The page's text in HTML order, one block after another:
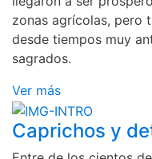
zonas agrícolas, pero
desde tiempos muy
sagrados.
Ver más
Caprichos y